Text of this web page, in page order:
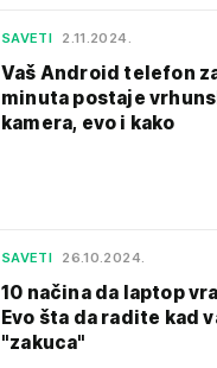
SAVETI 2.11.2024.
Vaš Android telefon
minuta postaje
kamera, evo i kako
SAVETI 26.10.2024.
10 načina da laptop
Evo šta da radite kad
"zakuca"